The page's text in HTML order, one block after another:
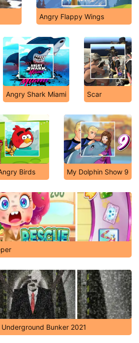
Angry Flappy Wings
Angry Shark Miami Scar
Birds My Dolphin Show 9
Bunker 2021